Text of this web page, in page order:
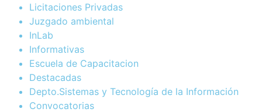
Licitaciones Privadas
Juzgado ambiental
InLab
Informativas
Escuela de Capacitacion
Destacadas
Depto.Sistemas y Tecnología de la Información
Convocatorias